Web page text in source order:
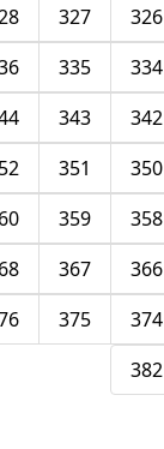
326
327
334
335
342
343
350
351
358
359
366
367
374
375
382